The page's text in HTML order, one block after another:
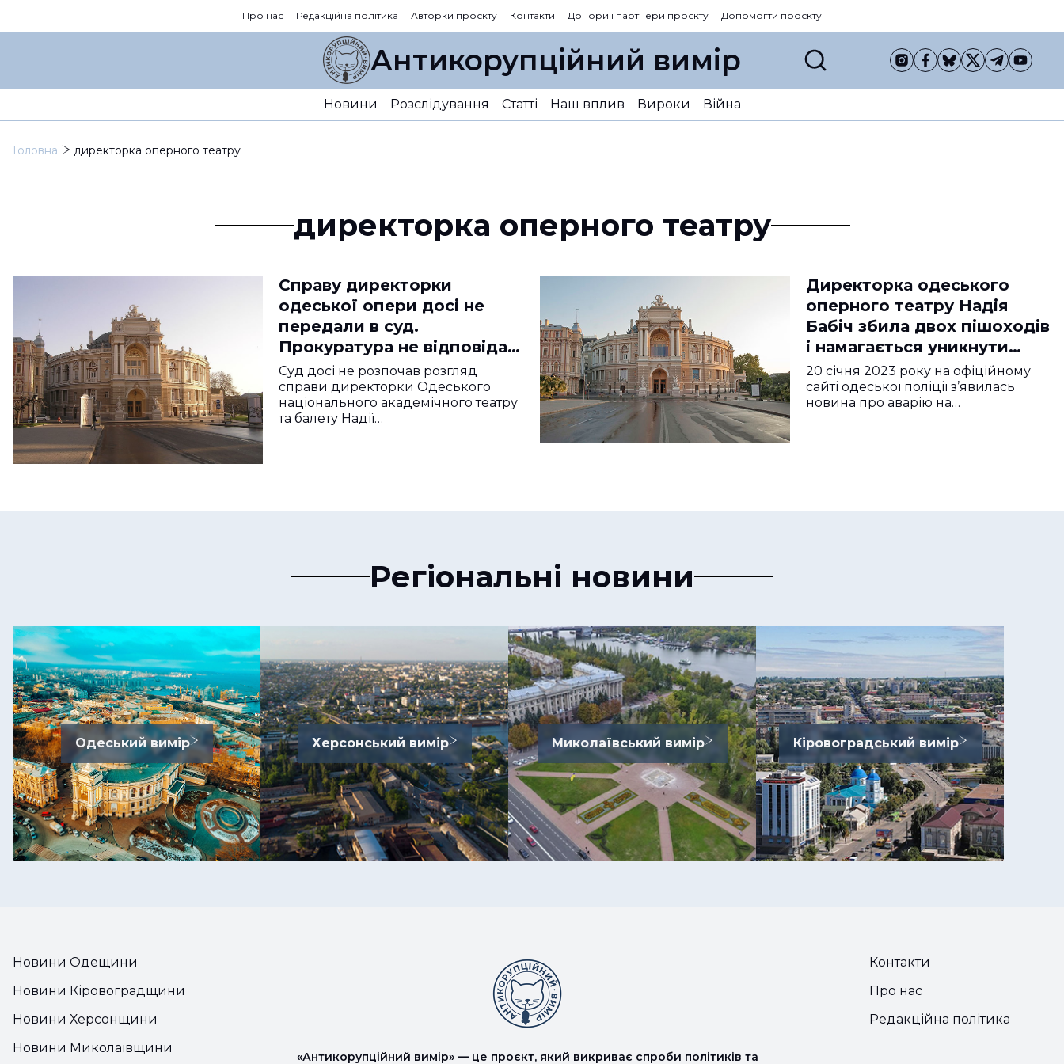
Про нас Редакційна політика Авторки проєкту Контакти Донори і партнери проєкту Допомогти проєкту
Антикорупційний вимір
Новини Розслідування Статті Наш вплив Вироки Війна
Головна директорка оперного театру
директорка оперного театру
Справу директорки
одеської опери досі не
передали в суд.
Прокуратура не відповідає,
на якому етапі
розслідування
Суд досі не розпочав розгляд
справи директорки Одеського
національного академічного театру
та балету Надії…
Директорка одеського
оперного театру Надія
Бабіч збила двох пішоходів
і намагається уникнути
покарання
20 січня 2023 року на офіційному
сайті одеської поліції з’явилась
новина про аварію на…
Регіональні новини
Одеський вимір Херсонський вимір Миколаївський вимір Кіровоградський вимір
Новини Одещини
Новини Кіровоградщини
Новини Херсонщини
Новини Миколаївщини
«Антикорупційний вимір» — це проєкт, який викриває спроби політиків та
Контакти
Про нас
Редакційна політика